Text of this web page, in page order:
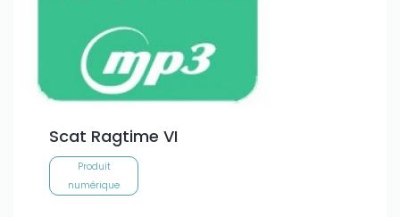
Scat Ragtime VI
Produit
numérique